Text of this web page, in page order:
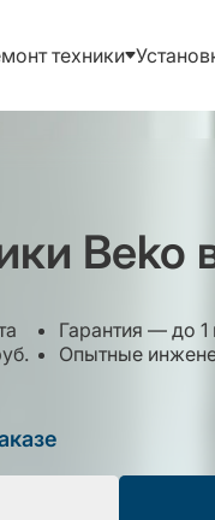
техники
Beko
Гарантия — до 1
Опытные